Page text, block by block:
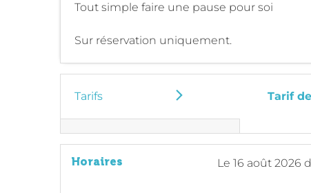
Tout simple faire une pause pour soi
Sur réservation uniquement.
Tarifs Tarif
Horaires Le 16 août 2026